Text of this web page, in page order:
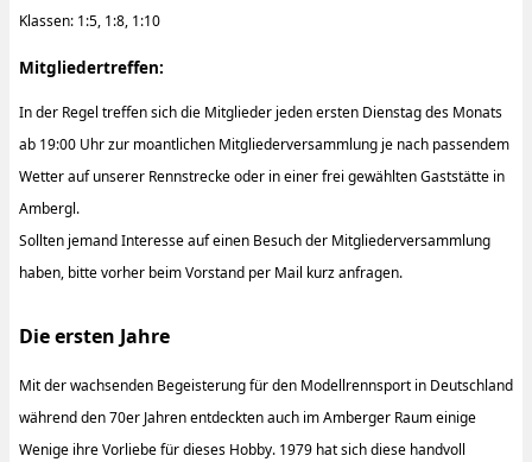
Klassen: 1:5, 1:8, 1:10
Mitgliedertreffen:
In der Regel treffen sich die Mitglieder jeden ersten Dienstag des Monats
ab 19:00 Uhr zur moantlichen Mitgliederversammlung je nach passendem
Wetter auf unserer Rennstrecke oder in einer frei gewählten Gaststätte in
Ambergl.
Sollten jemand Interesse auf einen Besuch der Mitgliederversammlung
haben, bitte vorher beim Vorstand per Mail kurz anfragen.
Die ersten Jahre
Mit der wachsenden Begeisterung für den Modellrennsport in Deutschland
während den 70er Jahren entdeckten auch im Amberger Raum einige
Wenige ihre Vorliebe für dieses Hobby. 1979 hat sich diese handvoll